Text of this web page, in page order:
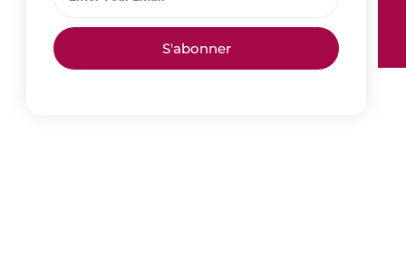
S'abonner